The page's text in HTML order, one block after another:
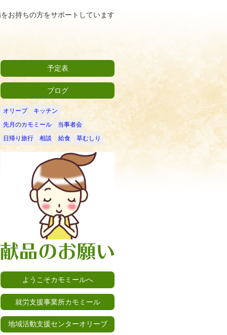
お持ちの方をサポートしています
予定表
ブログ
オリーブ キッチン
先月のカモミール 当事者会
日帰り旅行 相談 給食 草むしり
ようこそカモミールへ
就労支援事業所カモミール
地域活動支援センターオリーブ